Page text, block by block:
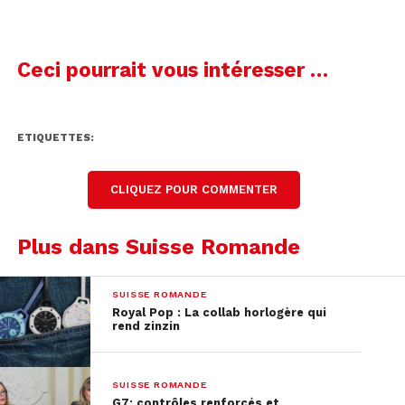
Ceci pourrait vous intéresser …
ETIQUETTES:
CLIQUEZ POUR COMMENTER
Plus dans Suisse Romande
SUISSE ROMANDE
Royal Pop : La collab horlogère qui
rend zinzin
SUISSE ROMANDE